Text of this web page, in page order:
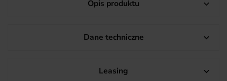
Opis produktu 
Dane techniczne 
Leasing 